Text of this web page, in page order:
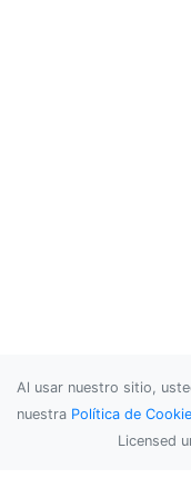
Al usar nuestro sitio,
nuestra Política de
Licensed